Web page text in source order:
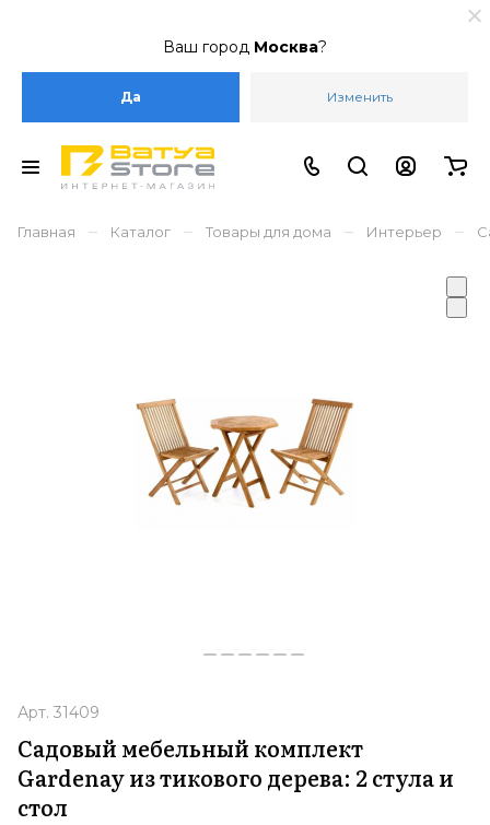
Ваш город Москва?
Да Изменить
Главная – Каталог – Товары для дома – Интерьер –
Арт. 31409
Садовый мебельный комплект
Gardenay из тикового дерева: 2 стула и
стол